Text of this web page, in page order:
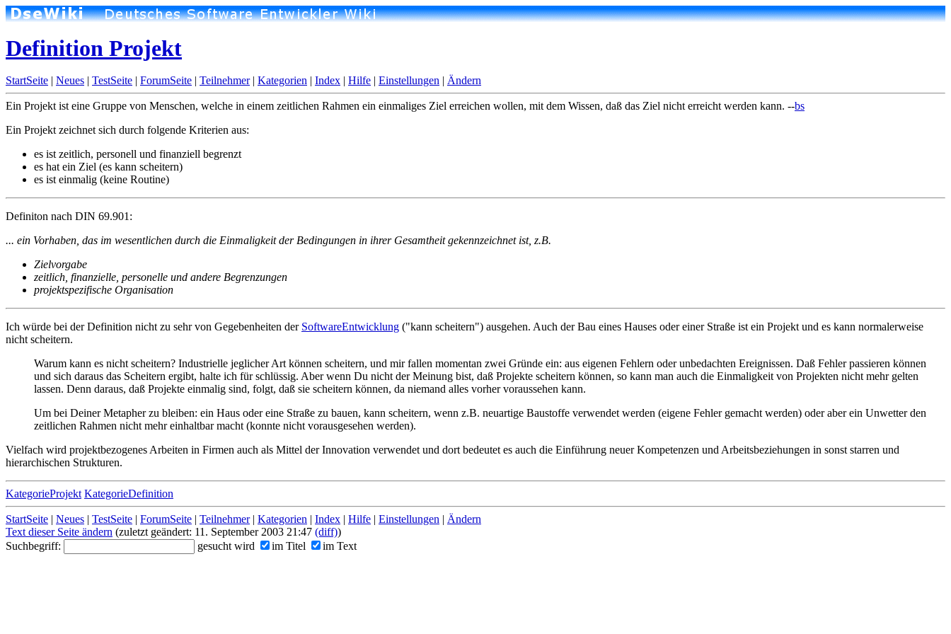
Definition Projekt
StartSeite | Neues | TestSeite | ForumSeite | Teilnehmer| Kategorien | Index | Hilfe | Einstellungen | Ändern
Ein Projekt ist eine Gruppe von Menschen, welche in einem zeitlichen Rahmen ein einmaliges Ziel erreichen wollen, mit dem Wissen, daß das Ziel nicht erreicht werden kann. --bs
Ein Projekt zeichnet sich durch folgende Kriterien aus:
es ist zeitlich, personell und finanziell begrenzt
es hat ein Ziel (es kann scheitern)
es ist einmalig (keine Routine)
Definiton nach DIN 69.901:
... ein Vorhaben, das im wesentlichen durch die Einmaligkeit der Bedingungen in ihrer Gesamtheit gekennzeichnet ist, z.B.
Zielvorgabe
zeitlich, finanzielle, personelle und andere Begrenzungen
projektspezifische Organisation
Ich würde bei der Definition nicht zu sehr von Gegebenheiten der SoftwareEntwicklung ("kann scheitern") ausgehen. Auch der Bau eines Hauses oder einer Straße ist ein Projekt und es kann normalerweise
nicht scheitern.
Warum kann es nicht scheitern? Industrielle jeglicher Art können scheitern, und mir fallen momentan zwei Gründe ein: aus eigenen Fehlern oder unbedachten Ereignissen. Daß Fehler passieren können
und sich daraus das Scheitern ergibt, halte ich für schlüssig. Aber wenn Du nicht der Meinung bist, daß Projekte scheitern können, so kann man auch die Einmaligkeit von Projekten nicht mehr gelten
lassen. Denn daraus, daß Projekte einmalig sind, folgt, daß sie scheitern können, da niemand alles vorher voraussehen kann.
Um bei Deiner Metapher zu bleiben: ein Haus oder eine Straße zu bauen, kann scheitern, wenn z.B. neuartige Baustoffe verwendet werden (eigene Fehler gemacht werden) oder aber ein Unwetter den
zeitlichen Rahmen nicht mehr einhaltbar macht (konnte nicht vorausgesehen werden).
Vielfach wird projektbezogenes Arbeiten in Firmen auch als Mittel der Innovation verwendet und dort bedeutet es auch die Einführung neuer Kompetenzen und Arbeitsbeziehungen in sonst starren und
hierarchischen Strukturen.
KategorieProjekt KategorieDefinition
StartSeite | Neues | TestSeite | ForumSeite | Teilnehmer| Kategorien | Index | Hilfe | Einstellungen | Ändern
Text dieser Seite ändern (zuletzt geändert: 11. September 2003 21:47 (diff))
Suchbegriff:
gesucht wird im Titel im Text